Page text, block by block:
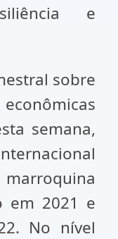
e
sobre
semana,
marroquina
em 2021 e
No nível